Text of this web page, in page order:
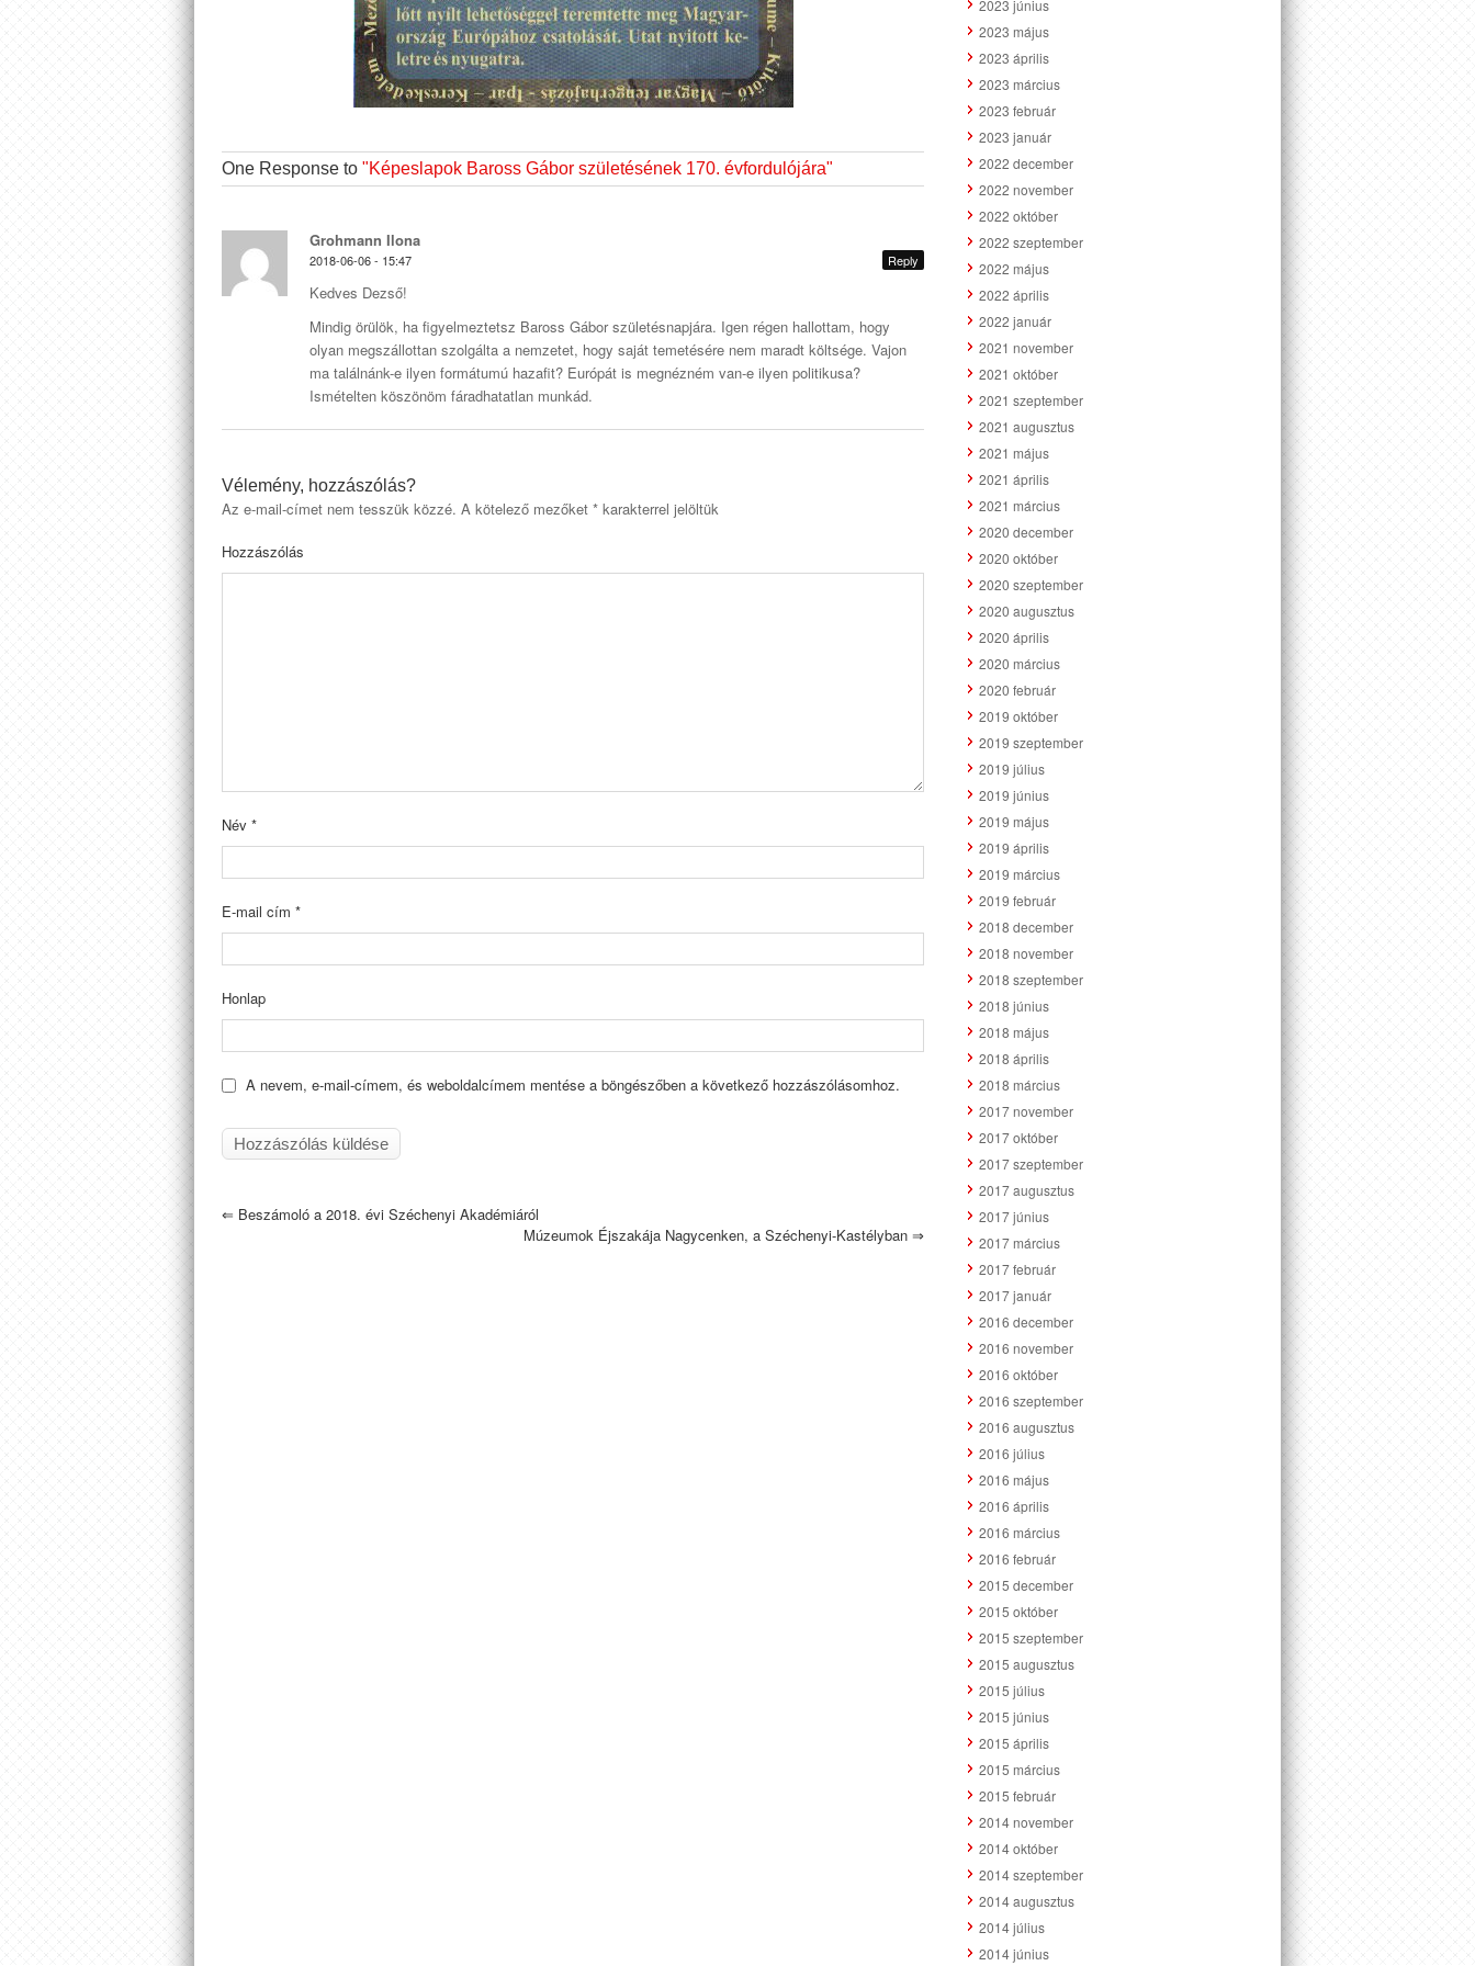
One Response to "Képeslapok Baross Gábor születésének 170. évfordulójára"
Grohmann Ilona
2018-06-06 - 15:47 Reply
Kedves Dezső!
Mindig örülök, ha figyelmeztetsz Baross Gábor születésnapjára. Igen régen hallottam, hogy
olyan megszállottan szolgálta a nemzetet, hogy saját temetésére nem maradt költsége. Vajon
ma találnánk-e ilyen formátumú hazafit? Európát is megnézném van-e ilyen politikusa?
Ismételten köszönöm fáradhatatlan munkád.
Vélemény, hozzászólás?
Az e-mail-címet nem tesszük közzé. A kötelező mezőket * karakterrel jelöltük
Hozzászólás
Név *
E-mail cím *
Honlap
A nevem, e-mail-címem, és weboldalcímem mentése a böngészőben a következő hozzászólásomhoz.
⇐ Beszámoló a 2018. évi Széchenyi Akadémiáról
Múzeumok Éjszakája Nagycenken, a Széchenyi-Kastélyban ⇒
2023 június
2023 május
2023 április
2023 március
2023 február
2023 január
2022 december
2022 november
2022 október
2022 szeptember
2022 május
2022 április
2022 január
2021 november
2021 október
2021 szeptember
2021 augusztus
2021 május
2021 április
2021 március
2020 december
2020 október
2020 szeptember
2020 augusztus
2020 április
2020 március
2020 február
2019 október
2019 szeptember
2019 július
2019 június
2019 május
2019 április
2019 március
2019 február
2018 december
2018 november
2018 szeptember
2018 június
2018 május
2018 április
2018 március
2017 november
2017 október
2017 szeptember
2017 augusztus
2017 június
2017 március
2017 február
2017 január
2016 december
2016 november
2016 október
2016 szeptember
2016 augusztus
2016 július
2016 május
2016 április
2016 március
2016 február
2015 december
2015 október
2015 szeptember
2015 augusztus
2015 július
2015 június
2015 április
2015 március
2015 február
2014 november
2014 október
2014 szeptember
2014 augusztus
2014 július
2014 június